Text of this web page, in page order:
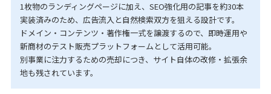
1枚物のランディングページに加え、SEO強化用の記事を約30本
実装済みのため、広告流入と自然検索双方を狙える設計です。
ドメイン・コンテンツ・著作権一式を譲渡するので、即時運用や
新商材のテスト販売プラットフォームとして活用可能。
別事業に注力するための売却につき、サイト自体の改修・拡張余
地も残されています。